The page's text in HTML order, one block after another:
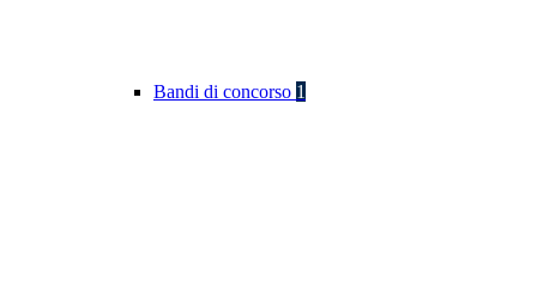
Bandi di concorso 1